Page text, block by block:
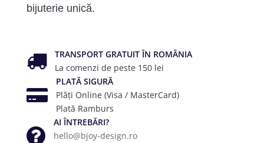
bijuterie unică.
TRANSPORT GRATUIT ÎN ROMÂNIA
La comenzi de peste 150 lei
PLATĂ SIGURĂ
Plăți Online (Visa / MasterCard)
Plată Ramburs
AI ÎNTREBĂRI?
hello@bjoy-design.ro